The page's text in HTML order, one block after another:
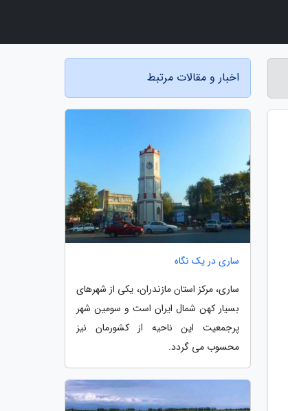
اخبار و مقالات مرتبط
ساری در یک نگاه
ساری، مرکز استان مازندران، یکی از شهرهای
بسیار کهن شمال ایران است و سومین شهر
پرجمعیت این ناحیه از کشورمان نیز
محسوب می گردد.